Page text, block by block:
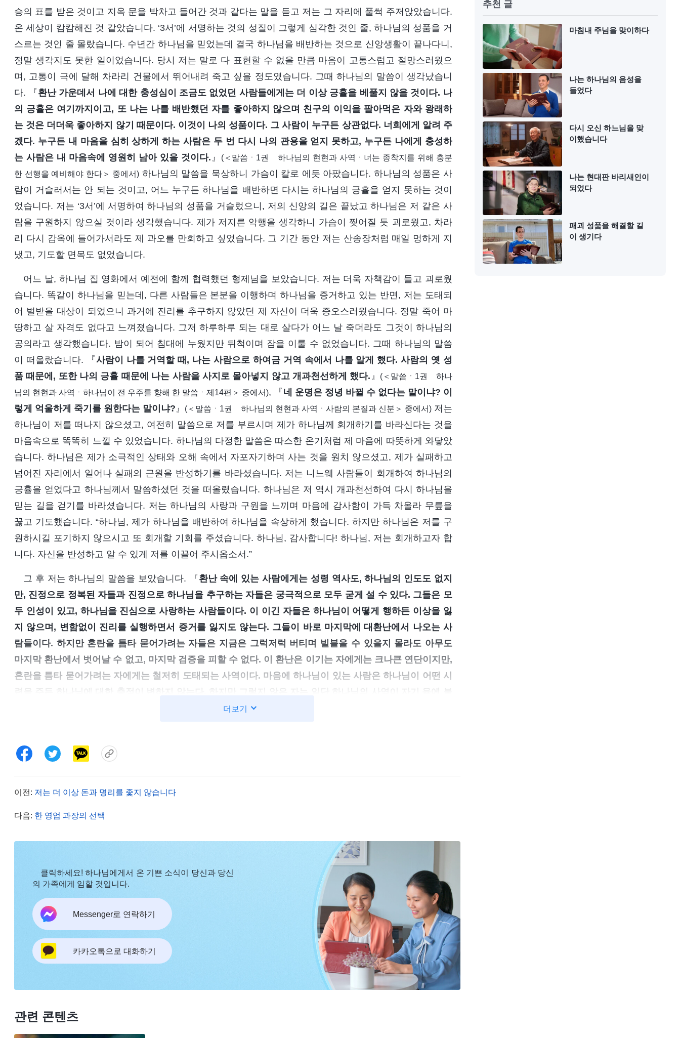
승의 표를 받은 것이고 지옥 문을 박차고 들어간 것과 같다는 말을 듣고 저는 그 자리에 풀썩 주저앉았습니다.
온 세상이 캄캄해진 것 같았습니다. ‘3서’에 서명하는 것의 성질이 그렇게 심각한 것인 줄, 하나님의 성품을 거
스르는 것인 줄 몰랐습니다. 수년간 하나님을 믿었는데 결국 하나님을 배반하는 것으로 신앙생활이 끝나다니,
정말 생각지도 못한 일이었습니다. 당시 저는 말로 다 표현할 수 없을 만큼 마음이 고통스럽고 절망스러웠으
며, 고통이 극에 달해 차라리 건물에서 뛰어내려 죽고 싶을 정도였습니다. 그때 하나님의 말씀이 생각났습니
다. 『 환난 가운데서 나에 대한 충성심이 조금도 없었던 사람들에게는 더 이상 긍휼을 베풀지 않을 것이다. 나
의 긍휼은 여기까지이고, 또 나는 나를 배반했던 자를 좋아하지 않으며 친구의 이익을 팔아먹은 자와 왕래하
는 것은 더더욱 좋아하지 않기 때문이다. 이것이 나의 성품이다. 그 사람이 누구든 상관없다. 너희에게 알려 주
겠다. 누구든 내 마음을 심히 상하게 하는 사람은 두 번 다시 나의 관용을 얻지 못하고, 누구든 나에게 충성하
는 사람은 내 마음속에 영원히 남아 있을 것이다. 』
(＜말씀ㆍ1권 하나님의 현현과 사역ㆍ너는 종착지를 위해 충분
한 선행을 예비해야 한다＞ 중에서) 하나님의 말씀을 묵상하니 가슴이 칼로 에듯 아팠습니다. 하나님의 성품은 사
람이 거슬러서는 안 되는 것이고, 어느 누구든 하나님을 배반하면 다시는 하나님의 긍휼을 얻지 못하는 것이
었습니다. 저는 ‘3서’에 서명하여 하나님의 성품을 거슬렀으니, 저의 신앙의 길은 끝났고 하나님은 저 같은 사
람을 구원하지 않으실 것이라 생각했습니다. 제가 저지른 악행을 생각하니 가슴이 찢어질 듯 괴로웠고, 차라
리 다시 감옥에 들어가서라도 제 과오를 만회하고 싶었습니다. 그 기간 동안 저는 산송장처럼 매일 멍하게 지
냈고, 기도할 면목도 없었습니다.
어느 날, 하나님 집 영화에서 예전에 함께 협력했던 형제님을 보았습니다. 저는 더욱 자책감이 들고 괴로웠
습니다. 똑같이 하나님을 믿는데, 다른 사람들은 본분을 이행하며 하나님을 증거하고 있는 반면, 저는 도태되
어 벌받을 대상이 되었으니 과거에 진리를 추구하지 않았던 제 자신이 더욱 증오스러웠습니다. 정말 죽어 마
땅하고 살 자격도 없다고 느껴졌습니다. 그저 하루하루 되는 대로 살다가 어느 날 죽더라도 그것이 하나님의
공의라고 생각했습니다. 밤이 되어 침대에 누웠지만 뒤척이며 잠을 이룰 수 없었습니다. 그때 하나님의 말씀
이 떠올랐습니다. 『사람이 나를 거역할 때, 나는 사람으로 하여금 거역 속에서 나를 알게 했다. 사람의 옛 성
품 때문에, 또한 나의 긍휼 때문에 나는 사람을 사지로 몰아넣지 않고 개과천선하게 했다. 』
(＜말씀ㆍ1권 하나
님의 현현과 사역ㆍ하나님이 전 우주를 향해 한 말씀ㆍ제14편＞ 중에서), 『 네 운명은 정녕 바뀔 수 없다는 말이냐? 이
렇게 억울하게 죽기를 원한다는 말이냐?』 (＜말씀ㆍ1권 하나님의 현현과 사역ㆍ사람의 본질과 신분＞ 중에서)저는
하나님이 저를 떠나지 않으셨고, 여전히 말씀으로 저를 부르시며 제가 하나님께 회개하기를 바라신다는 것을
마음속으로 똑똑히 느낄 수 있었습니다. 하나님의 다정한 말씀은 따스한 온기처럼 제 마음에 따뜻하게 와닿았
습니다. 하나님은 제가 소극적인 상태와 오해 속에서 자포자기하며 사는 것을 원치 않으셨고, 제가 실패하고
넘어진 자리에서 일어나 실패의 근원을 반성하기를 바라셨습니다. 저는 니느웨 사람들이 회개하여 하나님의
긍휼을 얻었다고 하나님께서 말씀하셨던 것을 떠올렸습니다. 하나님은 저 역시 개과천선하여 다시 하나님을
믿는 길을 걷기를 바라셨습니다. 저는 하나님의 사랑과 구원을 느끼며 마음에 감사함이 가득 차올라 무릎을
꿇고 기도했습니다. “하나님, 제가 하나님을 배반하여 하나님을 속상하게 했습니다. 하지만 하나님은 저를 구
원하시길 포기하지 않으시고 또 회개할 기회를 주셨습니다. 하나님, 감사합니다! 하나님, 저는 회개하고자 합
니다. 자신을 반성하고 알 수 있게 저를 이끌어 주시옵소서.”
그 후 저는 하나님의 말씀을 보았습니다. 『 환난 속에 있는 사람에게는 성령 역사도, 하나님의 인도도 없지
만, 진정으로 정복된 자들과 진정으로 하나님을 추구하는 자들은 궁극적으로 모두 굳게 설 수 있다. 그들은 모
두 인성이 있고, 하나님을 진심으로 사랑하는 사람들이다. 이 이긴 자들은 하나님이 어떻게 행하든 이상을 잃
지 않으며, 변함없이 진리를 실행하면서 증거를 잃지도 않는다. 그들이 바로 마지막에 대환난에서 나오는 사
람들이다. 하지만 혼란을 틈타 묻어가려는 자들은 지금은 그럭저럭 버티며 빌붙을 수 있을지 몰라도 아무도
마지막 환난에서 벗어날 수 없고, 마지막 검증을 피할 수 없다. 이 환난은 이기는 자에게는 크나큰 연단이지만,
혼란을 틈타 묻어가려는 자에게는 철저히 도태되는 사역이다. 마음에 하나님이 있는 사람은 하나님이 어떤 시
리해지면 즉시 하나님에 대한 관점을 바꾸고, 심지어는 하나님을 떠나간다. 이런 자들은 모두 궁극적으로 굳
것이다. 인성이 없는 자는 결코 하나님을 진정으로 사랑할 수 없다. 그들은 편안한 환경에 있거나 취할 이익이
항한다. 심지어는 만면에 웃음이 가득하던 ‘착한 사람’이 하룻밤 사이에 험상궂은 망나니로 돌변하여 아무런
을 경계 밖으로 몰아내지 않는다면 마음속의 우환이 되지 않겠느냐?
습니다. 재소자들의 위협 앞에서 만에 하나 맞아 죽으면 구원받지 못할까 봐 두려워 ‘3서’에 서명하며 하나님
을 배반하는 짓을 저지른 것입니다. 평소에는 누가 하나님을 배반해도 저는 절대 배반하지 않을 것이라고 입
버릇처럼 말했고, 스스로가 진심으로 하나님을 믿는 사람이라고 여겼습니다. 하지만 막상 제 목숨이 위태로워
지자 살기 위해 구차하게 목숨을 부지하며 하나님을 배반했습니다. 제게 어디 인성이 조금이라도 있었겠습니
까? 제가 진심으로 하나님을 믿는 사람이었겠습니까? 큰 붉은 용의 혹형과 고문 속에서 온갖 고통을 감내하며
하나님을 증거한 사람이야말로 인성이 있는 사람이고, 진심으로 하나님을 믿는 사람입니다. 저는 제가 말세에
하나님의 은혜를 받아 하나님을 믿는 사람 중 하나가 되고, 하나님 말씀을 읽으며 사탄에 의해 패괴된 인류의
실상과 인류를 구원하시는 하나님의 6천년 경륜을 알게 된 것을 생각해 보았습니다. 저는 하나님 말씀 안에서
일부 진리를 깨닫고 많은 일을 간파하게 되었으며, 감옥에서 가장 힘들고 고통스러운 시간들을 보낼 때에도
하기를 원하실 때 자신을 지키기 위해 ‘3서’에 서명하여 하나님을 배반하는 그런 대역무도한 짓을 저질렀으니,
정말 저주받아 마땅했습니다! 그때서야 저는 제가 수년간 하나님을 믿으면서도 진리 생명을 전혀 얻지 못했다
더보기
이전: 저는 더 이상 돈과 명리를 좇지 않습니다
다음: 한 영업 과장의 선택
클릭하세요! 하나님에게서 온 기쁜 소식이 당신과 당신
의 가족에게 임할 것입니다.
Messenger로 연락하기
카카오톡으로 대화하기
관련 콘텐츠
추천 글
마침내 주님을 맞이하다
나는 하나님의 음성을
들었다
다시 오신 하느님을 맞
이했습니다
나는 현대판 바리새인이
되었다
패괴 성품을 해결할 길
이 생기다